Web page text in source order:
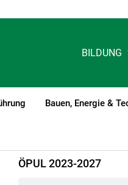
BILDUNG
Bauen, Energie &
ÖPUL 2023-2027